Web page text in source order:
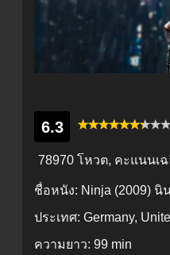
6.3
78970 โหวต, คะแนนเ
ชื่อหนัง: Ninja (2009)
ประเทศ: Germany,
ความยาว: 99 min